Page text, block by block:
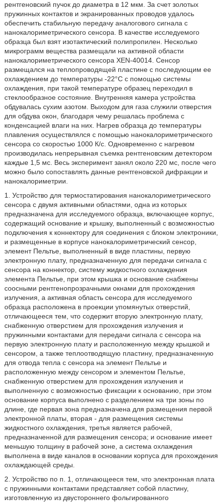
рентгеновский пучок до диаметра в 12 мкм. За счет золотых
пружинных контактов и экранированных проводов удалось
обеспечить стабильную передачу аналогового сигнала с
нанокалориметрического сенсора. В качестве исследуемого
образца был взят изотактический полипропилен. Несколько
микрограмм вещества размещали на активной области
нанокалориметрического сенсора XEN-40014. Сенсор
размещался на теплопроводящей пластине с последующим ее
охлаждением до температуры -22°C с помощью системы
охлаждения, при такой температуре образец переходил в
стеклообразное состояние. Внутренняя камера устройства
обдувалась сухим азотом. Выходом для газа служили отверстия
для обдува окон, благодаря чему решалась проблема с
конденсацией влаги на них. Нагрев образца до температуры
плавления осуществлялся с помощью нанокалориметрического
сенсора со скоростью 1000 К/с. Одновременно с нагревом
производилась непрерывная съемка рентгеновским детектором
каждые 1,5 мс. Весь эксперимент занял около 220 мс, после чего
можно было сопоставлять данные рентгеновской дифракции и
нанокалориметрии.
1. Устройство для термостатирования нанокалориметрического
сенсора с двумя активными областями, одна из которых
предназначена для исследуемого образца, включающее корпус,
содержащий основание и крышку, выполненный с возможностью
подключения к коннектору для соединения с блоком электроники,
и размещенные в корпусе нанокалориметрический сенсор,
элемент Пельтье, выполненный в виде пластины, первую
электронную плату, предназначенную для передачи сигнала с
сенсора на коннектор, систему жидкостного охлаждения
элемента Пельтье, при этом крышка и основание снабжены
соосными рентгенопрозрачными окнами для прохождения
излучения, а активная область сенсора для исследуемого
образца расположена в проекции упомянутых отверстий,
отличающееся тем, что содержит вторую электронную плату,
снабженную отверстием для прохождения излучения и
пружинными контактами для передачи сигнала с сенсора на
первую электронную плату и расположенную между крышкой и
сенсором, а также теплоотводящую пластину, предназначенную
для отвода тепла с сенсора на элемент Пельтье и
расположенную между сенсором и элементом Пельтье,
снабженную отверстием для прохождения излучения и
выполненную с возможностью фиксации к основанию, при этом
основание корпуса выполнено с разделением на три зоны по
длине, где первая зона предназначена для размещения первой
электронной платы, вторая - для размещения системы
жидкостного охлаждения, третья является рабочей,
предназначенной для размещения сенсора; и основание имеет
меньшую толщину в рабочей зоне, а система охлаждения
выполнена в виде каналов в основании корпуса для прохождения
охлаждающей среды.
2. Устройство по п. 1, отличающееся тем, что электронная плата
с пружинными контактами представляет собой пластину,
изготовленную из двустороннего фольгированного